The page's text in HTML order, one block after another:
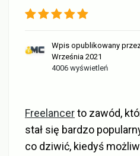
Wpis opublikowany
Września 2021
4006 wyświetleń
Freelancerto zawód,
stał się bardzo
co dziwić, kiedyś